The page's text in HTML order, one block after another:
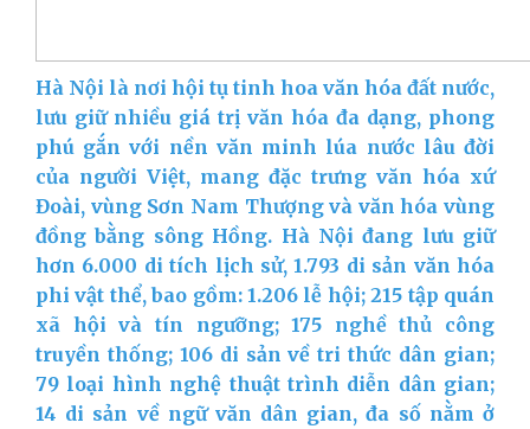
Hà Nội là nơi hội tụ tinh hoa văn hóa đất nước,
lưu giữ nhiều giá trị văn hóa đa dạng, phong
phú gắn với nền văn minh lúa nước lâu đời
của người Việt, mang đặc trưng văn hóa xứ
Đoài, vùng Sơn Nam Thượng và văn hóa vùng
đồng bằng sông Hồng. Hà Nội đang lưu giữ
hơn 6.000 di tích lịch sử, 1.793 di sản văn hóa
phi vật thể, bao gồm: 1.206 lễ hội; 215 tập quán
xã hội và tín ngưỡng; 175 nghề thủ công
truyền thống; 106 di sản về tri thức dân gian;
79 loại hình nghệ thuật trình diễn dân gian;
14 di sản về ngữ văn dân gian, đa số nằm ở